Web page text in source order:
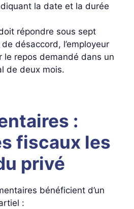
la date et la durée
répondre sous sept
désaccord, l’employeur
le repos demandé dans un
de deux mois.
:
fiscaux les
privé
bénéficient d’un
: